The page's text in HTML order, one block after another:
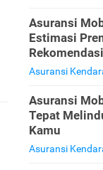
Asuransi
Estimasi
Asuransi
Asuransi
Tepat
Kamu
Asuransi